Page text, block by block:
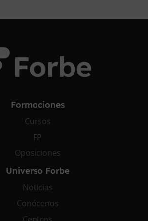
Formaciones
Cursos
FP
Oposiciones
Universo Forbe
Noticias
Conócenos